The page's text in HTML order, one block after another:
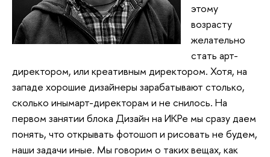
этому
возрасту
желательно
стать арт-
директором, или креативным директором. Хотя, на
западе хорошие дизайнеры зарабатывают столько,
сколько инымарт-директорам и не снилось. На
первом занятии блока Дизайн на ИКРе мы сразу даем
понять, что открывать фотошоп и рисовать не будем,
наши задачи иные. Мы говорим о таких вещах, как